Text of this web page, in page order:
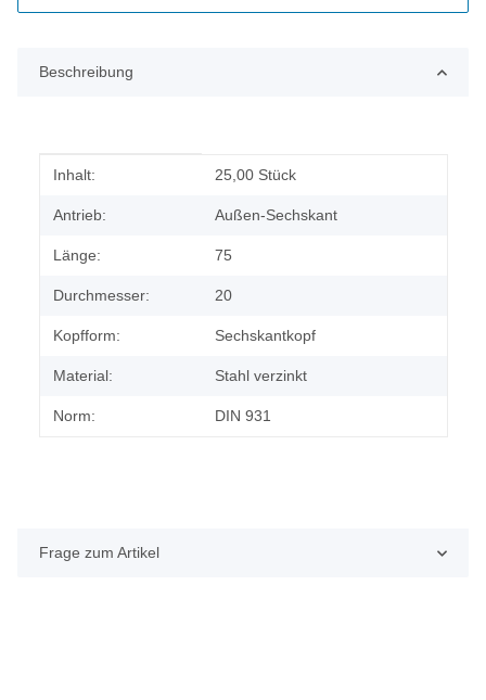
Beschreibung
Produkteigenschaft
Wert
Inhalt: 25,00 Stück
Antrieb: Außen-Sechskant
Länge: 75
Durchmesser: 20
Kopfform: Sechskantkopf
Material: Stahl verzinkt
Norm: DIN 931
Frage zum Artikel